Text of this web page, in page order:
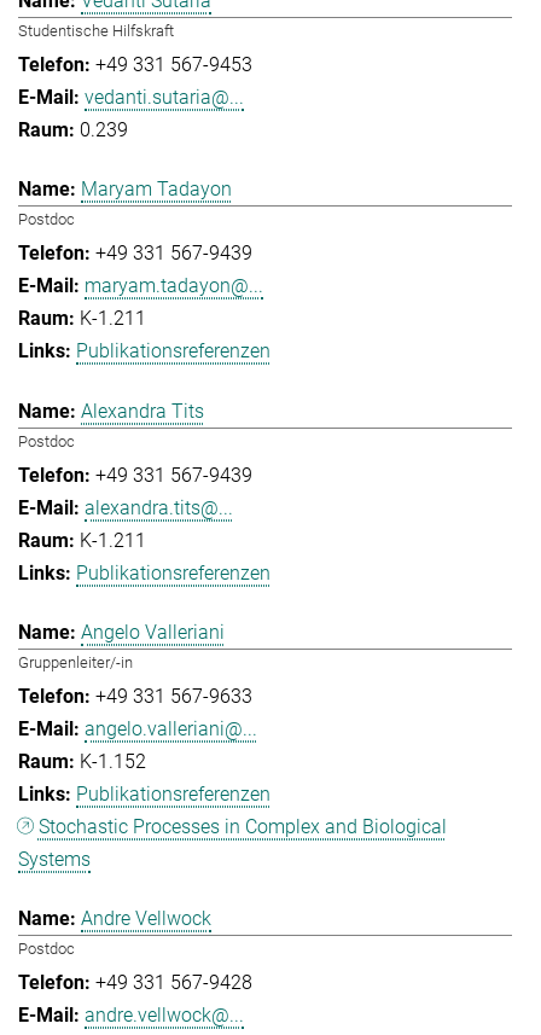
Studentische Hilfskraft
+49 331 567-9453
vedanti.sutaria@...
0.239
Maryam Tadayon
Postdoc
+49 331 567-9439
maryam.tadayon@...
K-1.211
Publikationsreferenzen
Alexandra Tits
Postdoc
+49 331 567-9439
alexandra.tits@...
K-1.211
Publikationsreferenzen
Angelo Valleriani
Gruppenleiter/-in
+49 331 567-9633
angelo.valleriani@...
K-1.152
Publikationsreferenzen
Stochastic Processes in Complex and Biological
Systems
Andre Vellwock
Postdoc
+49 331 567-9428
andre.vellwock@...